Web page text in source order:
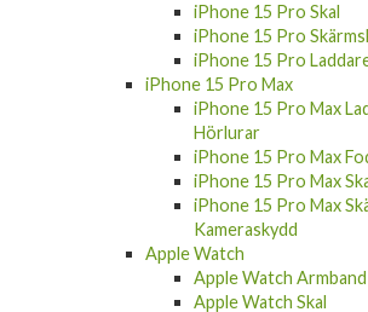
iPhone 15 Pro Skal
iPhone 15 Pro
iPhone 15 Pro
iPhone 15 Pro Max
iPhone 15 Pro Max
Hörlurar
iPhone 15 Pro Max
iPhone 15 Pro Max
iPhone 15 Pro Max
Kameraskydd
Apple Watch
Apple Watch Armband
Apple Watch Skal